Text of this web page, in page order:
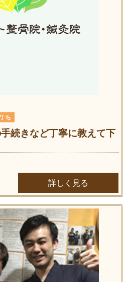
ち
続きなど丁寧に教えて下
詳しく見る